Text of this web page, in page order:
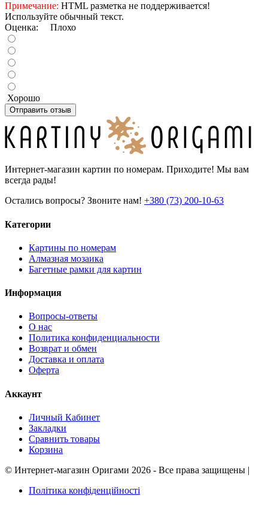
Примечание: HTML разметка не поддерживается!
Используйте обычный текст.
Оценка: Плохо
Хорошо
Отправить отзыв
Интернет-магазин картин по номерам. Приходите! Мы вам
всегда рады!
Остались вопросы? Звоните нам! +380 (73) 200-10-63
Категории
Картины по номерам
Алмазная мозаика
Багетные рамки для картин
Информация
Вопросы-ответы
О нас
Политика конфиденциальности
Возврат и обмен
Доставка и оплата
Оферта
Аккаунт
Личный Кабинет
Закладки
Сравнить товары
Корзина
© Интернет-магазин Оригами 2026 - Все права защищены |
Політика конфіденційності